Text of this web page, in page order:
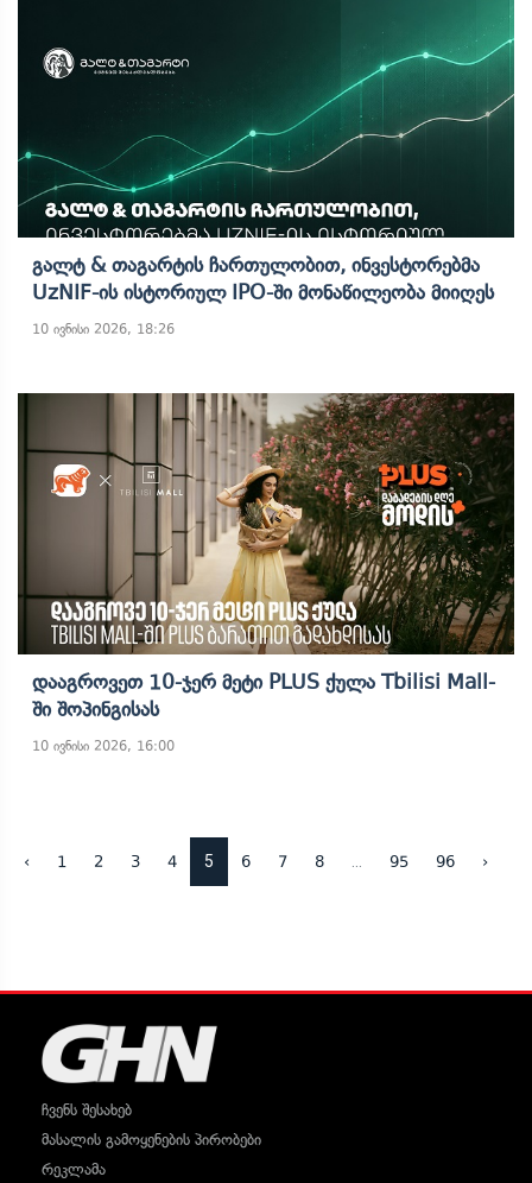
Გალტ & Თაგარტის Ჩართულობით, Ინვესტორებმა
UzNIF-Ის Ისტორიულ IPO-Ში Მონაწილეობა Მიიღეს
10 ივნისი 2026, 18:26
Დააგროვეთ 10-Ჯერ Მეტი PLUS Ქულა Tbilisi Mall-
Ში Შოპინგისას
10 ივნისი 2026, 16:00
‹ 1 2 3 4 5 6 7 8 95 96 ›
ჩვენს შესახებ
მასალის გამოყენების პირობები
რეკლამა